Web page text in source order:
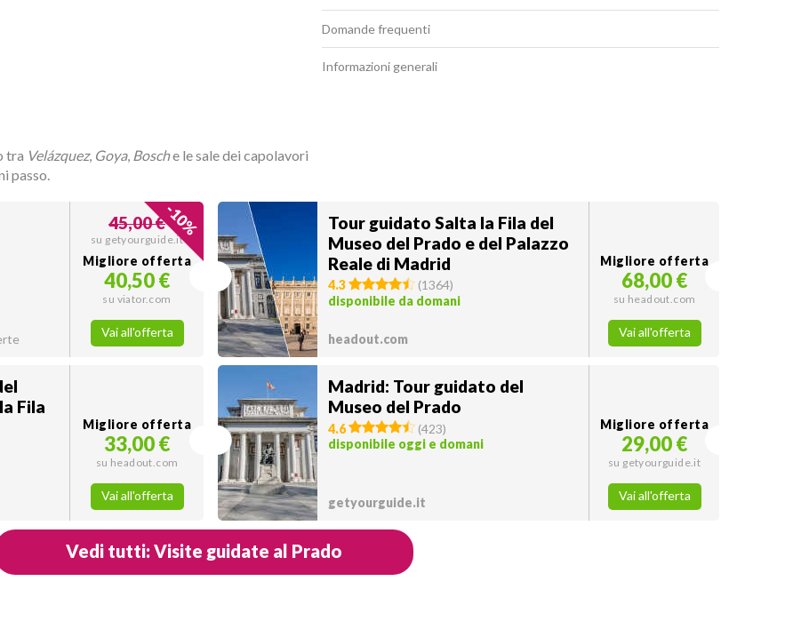
Domande frequenti
Informazioni generali
tra Velázquez, Goya, Bosche le sale dei capolavori
passo.
-
10
%
45,00 €
su getyourguide.it
Migliore offerta
40,50 €
su viator.com
Vai all'offerta
Tour guidato Salta la Fila del
Museo del Prado e del Palazzo
Reale di Madrid
4.3 (1364)
disponibile da domani
headout.com
Migliore offerta
68,00 €
su headout.com
Vai all'offerta
Fila
Migliore offerta
33,00 €
su headout.com
Vai all'offerta
Madrid: Tour guidato del
Museo del Prado
4.6 (423)
disponibile oggi e domani
getyourguide.it
Migliore offerta
29,00 €
su getyourguide.it
Vai all'offerta
Vedi tutti: Visite guidate al Prado